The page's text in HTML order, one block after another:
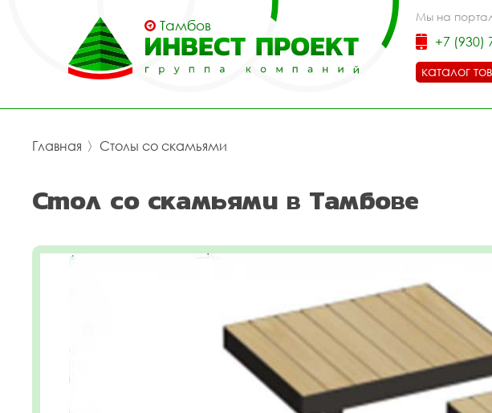
Тамбов
Мы на
+7 (930)
каталог
Главная 〉 Столы со скамьями
Стол со скамьями в Тамбове